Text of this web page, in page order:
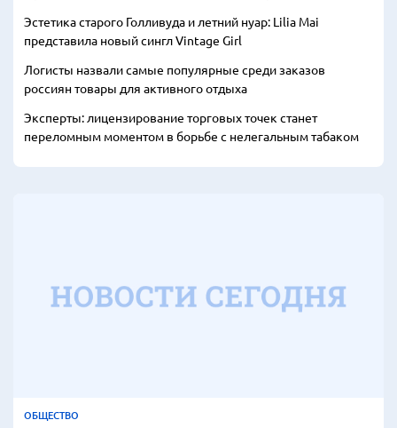
Эстетика старого Голливуда и летний нуар: Lilia Mai
представила новый сингл Vintage Girl
Логисты назвали самые популярные среди заказов
россиян товары для активного отдыха
Эксперты: лицензирование торговых точек станет
переломным моментом в борьбе с нелегальным табаком
ОБЩЕСТВО